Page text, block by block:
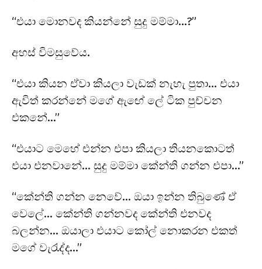
“එයා මොනවද කියන්නේ සුදු මම්මා…?”
අහස් විමසුවේය.
“එයා කියන ඒවා කියලා වැඩක් නැහැ පුතා… එයා
ඇවිත් කරන්නේ මගේ ඇඟේ ලේ ටික පුච්චන
එකනේ…”
“එයාට මෙහේ එන්න එපා කියලා තියනකොටත්
එයා එනවානේ… සුදු මම්මා කේන්ති ගන්න එපා…”
“කේන්ති ගන්න නෙවේ… ඔයා ඉන්න තිබුණේ ඒ
වෙලේ… කේන්ති ගන්නවද කේන්ති එනවද
බලන්න… ඔයාලා එයාට කෝල් නොකරන එකත්
මගේ වැරැද්ද…”